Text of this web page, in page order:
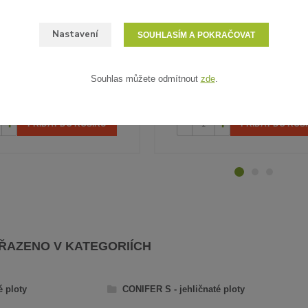
PÁSKY - ČERNÉ UV, 140X3,5
PŘIDAT DO KOŠÍKU
46 hodnocení
STAHOVACÍ PÁSKY - ČERNÉ UV,
95 Kč/bal
PŘIDAT DO
V KATEGORIÍCH
ploty CONIFER S - jehličnaté ploty
Nastavení SOUHLASÍM A POKRAČOVAT
Souhlas můžete odmítnout zde.